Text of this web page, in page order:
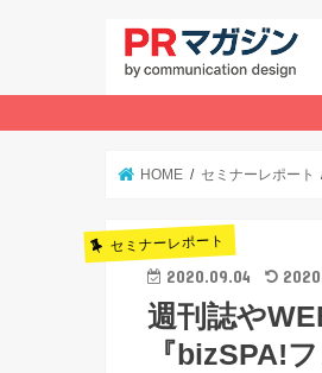
HOME セミナーレポート
セミナーレポート
2020.09.04
週刊誌や
『bizSPA!